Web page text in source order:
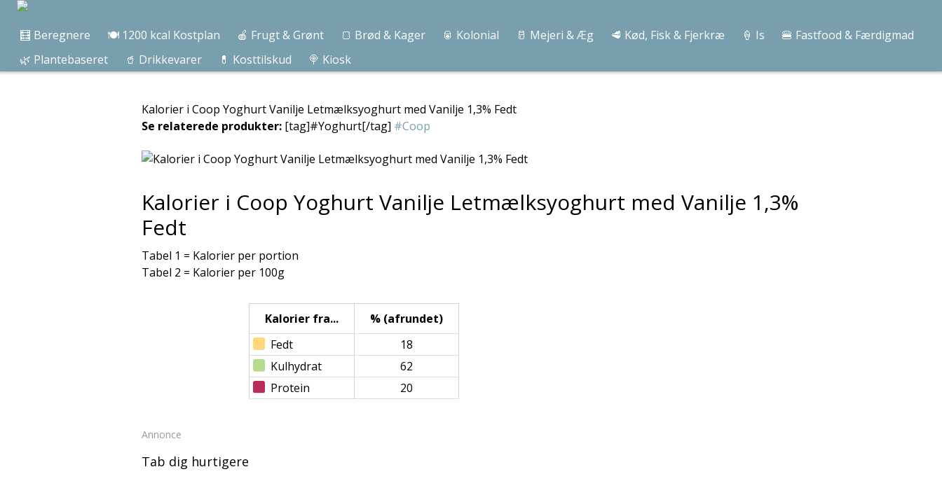
🧮 Beregnere 🍽️ 1200 kcal Kostplan 🍎 Frugt & Grønt 🍞 Brød & Kager 🥫 Kolonial 🥛 Mejeri & Æg 🥩 Kød, Fisk & Fjerkræ 🍦 Is
🍔 Fastfood & Færdigmad
🌿 Plantebaseret
🥤 Drikkevarer 💊 Kosttilskud 🍭 Kiosk
Kalorier i Coop Yoghurt Vanilje Letmælksyoghurt med Vanilje 1,3% Fedt
Se relaterede produkter: [tag]#Yoghurt[/tag] #Coop
Kalorier i Coop Yoghurt Vanilje Letmælksyoghurt med Vanilje 1,3%
Fedt
Tabel 1 = Kalorier per portion
Tabel 2 = Kalorier per 100g
Kalorier fra...
% (afrundet)
Fedt
18
Kulhydrat
62
Protein
20
Annonce
Tab dig hurtigere